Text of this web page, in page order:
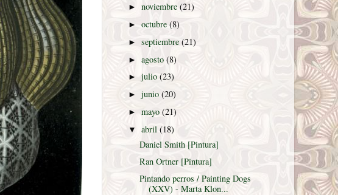
►noviembre(21)
►octubre(8)
►septiembre(21)
►agosto(8)
►julio(23)
►junio(20)
►mayo(21)
▼abril(18)
Daniel Smith [Pintura]
Ran Ortner [Pintura]
Pintando perros / Painting Dogs
(XXV) - Marta Klon...